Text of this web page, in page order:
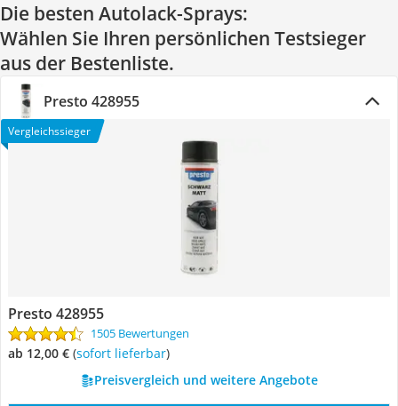
Die besten Autolack-Sprays:
Wählen Sie Ihren persönlichen Testsieger
aus der Bestenliste.
Presto 428955
Vergleichssieger
Presto 428955
1505 Bewertungen
ab 12,00 € ( Sofort lieferbar)
Preisvergleich und weitere Angebote